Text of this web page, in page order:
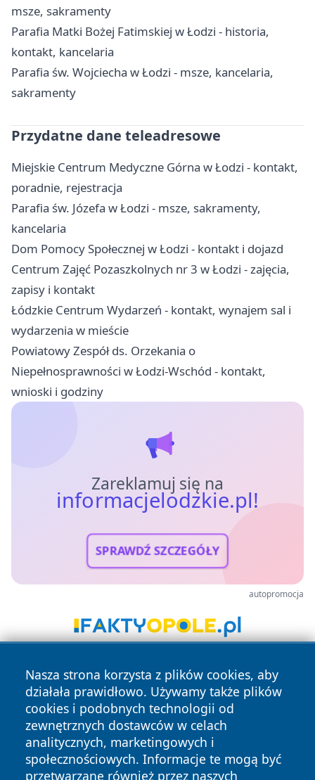
msze, sakramenty
Parafia Matki Bożej Fatimskiej w Łodzi - historia,
kontakt, kancelaria
Parafia św. Wojciecha w Łodzi - msze, kancelaria,
sakramenty
Przydatne dane teleadresowe
Miejskie Centrum Medyczne Górna w Łodzi - kontakt,
poradnie, rejestracja
Parafia św. Józefa w Łodzi - msze, sakramenty,
kancelaria
Dom Pomocy Społecznej w Łodzi - kontakt i dojazd
Centrum Zajęć Pozaszkolnych nr 3 w Łodzi - zajęcia,
zapisy i kontakt
Łódzkie Centrum Wydarzeń - kontakt, wynajem sal i
wydarzenia w mieście
Powiatowy Zespół ds. Orzekania o
Niepełnosprawności w Łodzi-Wschód - kontakt,
wnioski i godziny
Zareklamuj się na
informacjelodzkie.pl!
SPRAWDŹ SZCZEGÓŁY
autopromocja
Nasza strona korzysta z plików cookies, aby
działała prawidłowo. Używamy także plików
cookies i podobnych technologii od
zewnętrznych dostawców w celach
analitycznych, marketingowych i
społecznościowych. Informacje te mogą być
przetwarzane również przez naszych
Copyright © 2026 informacjelodzkie.pl Wszystkie prawa
zastrzeżone.